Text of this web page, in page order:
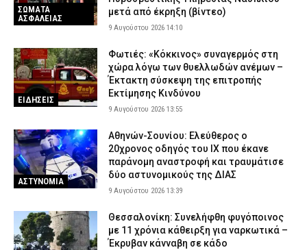
Κίνδυνος πυρκαγιάς: Σε κατάσταση «Red Code» η Αττική και
άλλες πέντε περιοχές – Σε πλήρη κινητοποίηση ο κρατικός
ΕΙΔΗΣΕΙΣ 9 Αυγούστου 2026 07:02
ΣΩΜΑΤΑ
ΑΣΦΑΛΕΙΑΣ
μετά από έκρηξη (βίντεο)
9 Αυγούστου 2026 14:10
ΕΙΔΗΣΕΙΣ
Φωτιές: «Κόκκινος» συναγερμός στη
χώρα λόγω των θυελλωδών ανέμων –
Έκτακτη σύσκεψη της επιτροπής
Εκτίμησης Κινδύνου
9 Αυγούστου 2026 13:55
ΑΣΤΥΝΟΜΙΑ
Αθηνών-Σουνίου: Ελεύθερος ο
20χρονος οδηγός του ΙΧ που έκανε
παράνομη αναστροφή και τραυμάτισε
δύο αστυνομικούς της ΔΙΑΣ
9 Αυγούστου 2026 13:39
Θεσσαλονίκη: Συνελήφθη φυγόποινος
με 11 χρόνια κάθειρξη για ναρκωτικά –
Έκρυβαν κάνναβη σε κάδο